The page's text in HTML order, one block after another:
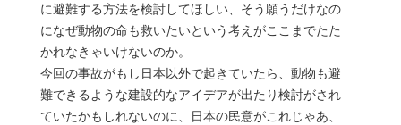
に避難する方法を検討してほしい、そう願うだけなの
になぜ動物の命も救いたいという考えがここまでたた
かれなきゃいけないのか。
今回の事故がもし日本以外で起きていたら、動物も避
難できるような建設的なアイデアが出たり検討がされ
ていたかもしれないのに、日本の民意がこれじゃあ、